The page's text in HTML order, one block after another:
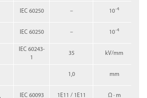
IEC 60250 – 10-4
IEC 60250 – 10-4
IEC 60243-
1
35 kV/mm
1,0 mm
IEC 60093 1E11 / 1E11 Ω · m